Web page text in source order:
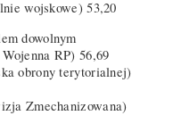
wojskowe) 53,20
dowolnym
RP) 56,69
obrony terytorialnej)
Zmechanizowana)